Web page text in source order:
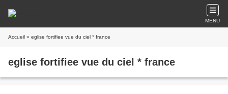
MENU
Accueil » eglise fortifiee vue du ciel * france
eglise fortifiee vue du ciel * france